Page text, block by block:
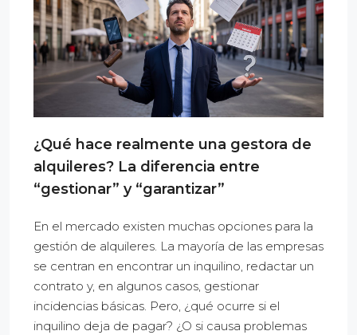
¿Qué hace realmente una gestora de
alquileres? La diferencia entre
“gestionar” y “garantizar”
En el mercado existen muchas opciones para la
gestión de alquileres. La mayoría de las empresas
se centran en encontrar un inquilino, redactar un
contrato y, en algunos casos, gestionar
incidencias básicas. Pero, ¿qué ocurre si el
inquilino deja de pagar? ¿O si causa problemas